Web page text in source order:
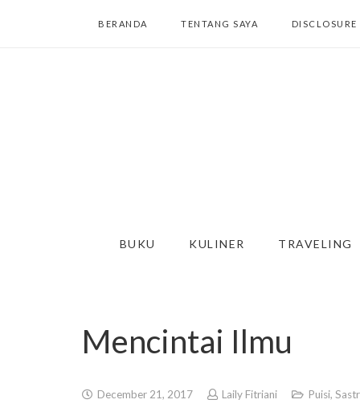
BERANDA TENTANG SAYA DISCLOSURE
BUKU KULINER TRAVELING
Mencintai Ilmu
December 21, 2017 Laily Fitriani Puisi,